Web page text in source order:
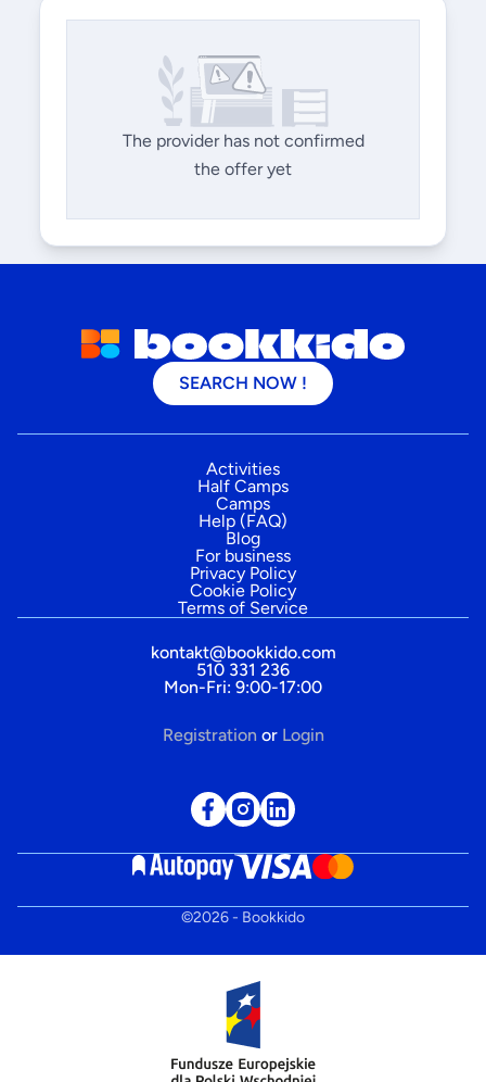
The provider has not confirmed
the offer yet
SEARCH NOW !
Activities
Half Camps
Camps
Help (FAQ)
Blog
For business
Privacy Policy
Cookie Policy
Terms of Service
kontakt@bookkido.com
510 331 236
Mon-Fri: 9:00-17:00
Registration or Login
©2026- Bookkido